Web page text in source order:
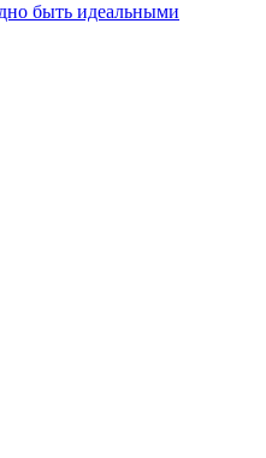
быть идеальными